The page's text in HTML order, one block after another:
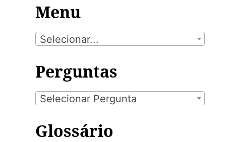
Menu
Selecionar...
Perguntas
Selecionar Pergunta
Glossário